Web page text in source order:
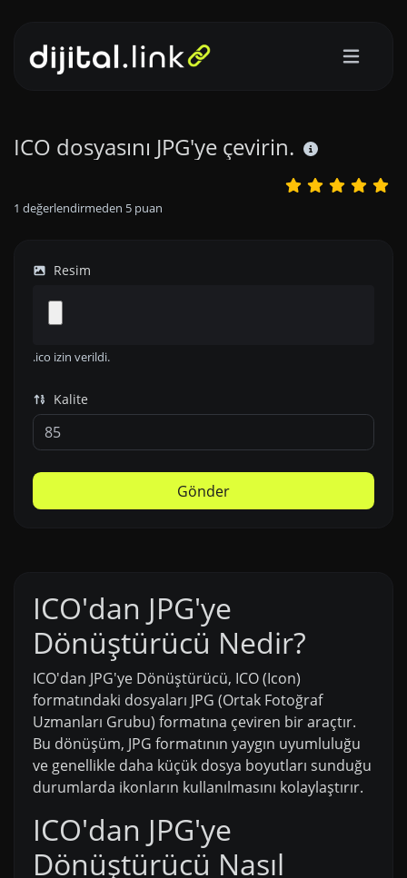
ICO dosyasını JPG'ye çevirin.
1 değerlendirmeden 5 puan
Resim
.ico izin verildi.
Kalite
Gönder
ICO'dan JPG'ye
Dönüştürücü Nedir?
ICO'dan JPG'ye Dönüştürücü, ICO (Icon)
formatındaki dosyaları JPG (Ortak Fotoğraf
Uzmanları Grubu) formatına çeviren bir araçtır.
Bu dönüşüm, JPG formatının yaygın uyumluluğu
ve genellikle daha küçük dosya boyutları sunduğu
durumlarda ikonların kullanılmasını kolaylaştırır.
ICO'dan JPG'ye
Dönüştürücü Nasıl